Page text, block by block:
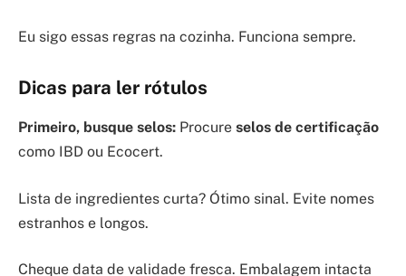
Eu sigo essas regras na cozinha. Funciona sempre.
Dicas para ler rótulos
Primeiro, busque selos: Procure selos de certificação
como IBD ou Ecocert.
Lista de ingredientes curta? Ótimo sinal. Evite nomes
estranhos e longos.
Cheque data de validade fresca. Embalagem intacta